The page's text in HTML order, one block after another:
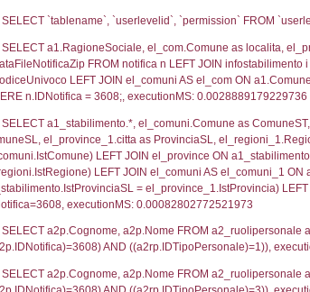
SEZIONE H (pubblico) -
2012/18/UE
SEZIONE L (pubblico) -
Debug